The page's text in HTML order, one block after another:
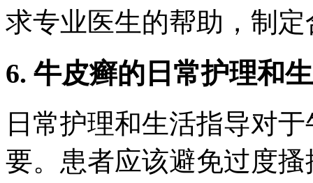
求专业医生的帮助，制
6. 牛皮癣的日常护理和
日常护理和生活指导对
要。患者应该避免过度